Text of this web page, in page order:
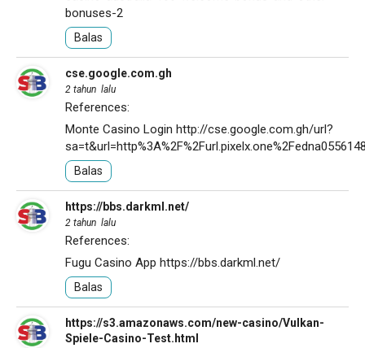
bonuses-2
Balas
cse.google.com.gh
2 tahun lalu
References:
Monte Casino Login http://cse.google.com.gh/url?
Balas
https://bbs.darkml.net/
2 tahun lalu
References:
Fugu Casino App https://bbs.darkml.net/
Balas
https://s3.amazonaws.com/new-casino/Vulkan-
Spiele-Casino-Test.html